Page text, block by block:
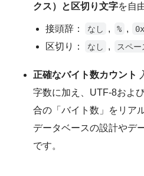
クス）と区切り文字を自
接頭辞： なし , % , 0x
区切り： なし , スペー
正確なバイト数カウント
字数に加え、UTF-8およ
合の「バイト数」をリア
データベースの設計やデ
です。